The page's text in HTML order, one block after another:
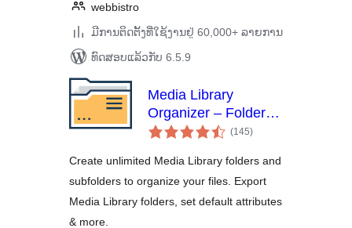
webbistro
ມີການຕິດຕັ້ງທີ່ໃຊ້ງານຢູ່ 60,000+ ລາຍການ
ທົດສອບແລ້ວກັບ 6.5.9
Media Library
Organizer – Folders,
File Manager &
(145ຄະແນນ
ທັງໝົດ
)
Create unlimited Media Library folders and
subfolders to organize your files. Export
Media Library folders, set default attributes
& more.